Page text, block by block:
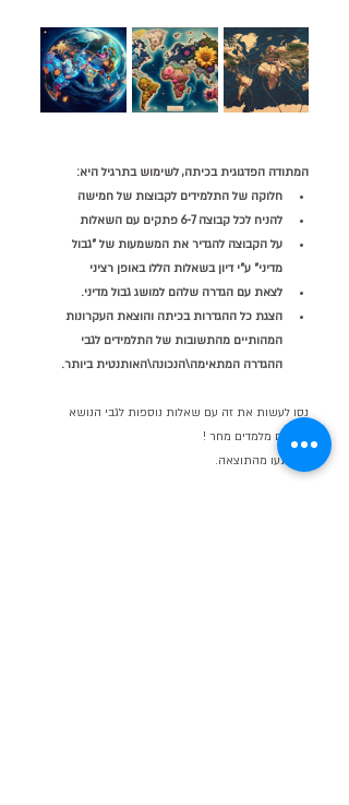
המתודה הפדגוגית בכיתה, לשימוש בתרגיל היא:
חלוקה של התלמידים לקבוצות של חמישה
להניח לכל קבוצה 6-7 פתקים עם השאלות
על הקבוצה להגדיר את המשמעות של "גבול
מדיני" ע"י דיון בשאלות הללו באופן רציני
לצאת עם הגדרה שלהם למושג גבול מדיני.
הצגת כל ההגדרות בכיתה והוצאת העקרונות
המהותיים מהתשובות של התלמידים לגבי
ההגדרה המתאימה\הנכונה\האותנטית ביותר.
נסו לעשות את זה עם שאלות נוספות לגבי הנושא
שאתם מלמדים מחר !
תופתעו מהתוצאה.